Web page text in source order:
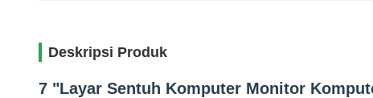
Deskripsi Produk
7 "Layar Sentuh Komputer Monitor